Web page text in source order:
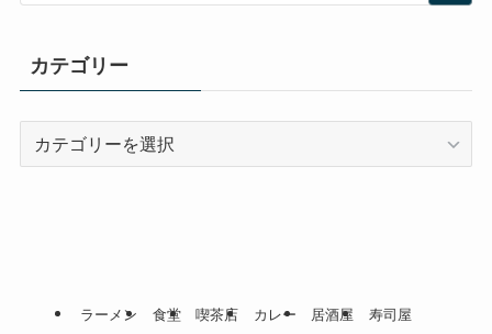
カテゴリー
ラーメン 食堂 喫茶店 カレー 居酒屋 寿司屋